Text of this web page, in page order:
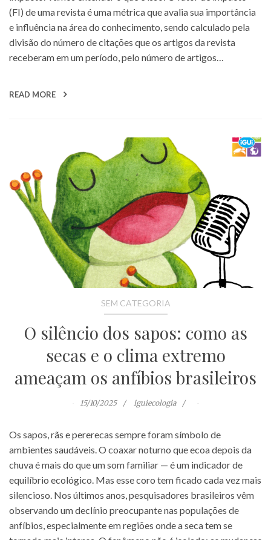
(FI) de uma revista é uma métrica que avalia sua importância
e influência na área do conhecimento, sendo calculado pela
divisão do número de citações que os artigos da revista
receberam em um período, pelo número de artigos…
READ MORE
SEM CATEGORIA
O silêncio dos sapos: como as
secas e o clima extremo
ameaçam os anfíbios brasileiros
15/10/2025 iguiecologia
Os sapos, rãs e pererecas sempre foram símbolo de
ambientes saudáveis. O coaxar noturno que ecoa depois da
chuva é mais do que um som familiar — é um indicador de
equilíbrio ecológico. Mas esse coro tem ficado cada vez mais
silencioso. Nos últimos anos, pesquisadores brasileiros vêm
observando um declínio preocupante nas populações de
anfíbios, especialmente em regiões onde a seca tem se